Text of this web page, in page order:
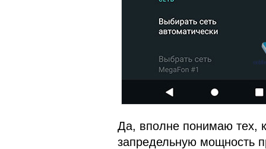
Да, вполне понимаю тех,
запредельную мощность